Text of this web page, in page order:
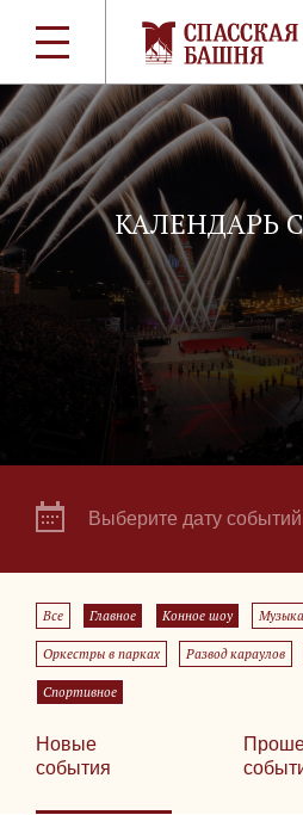
КАЛЕНДАРЬ
Выберите дату событий
Все Главное Конное шоу
Оркестры в парках Развод караулов
Спортивное
Новые
события